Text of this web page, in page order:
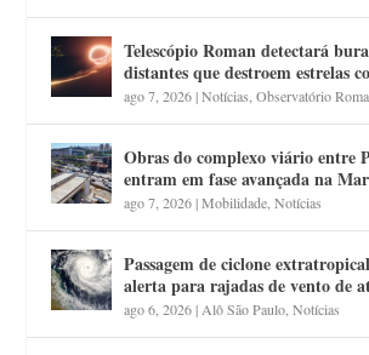
Telescópio Roman detectará
distantes que destroem estrelas
ago 7, 2026|Notícias ,Observatório
Obras do complexo viário entre
entram em fase avançada na
ago 7, 2026|Mobilidade ,Notícias
Passagem de ciclone
alerta para rajadas de vento de
ago 6, 2026| Alô São Paulo ,Notícias